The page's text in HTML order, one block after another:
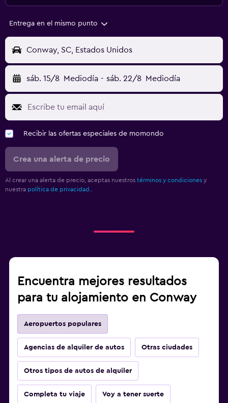
Entrega en el mismo punto
Conway, SC, Estados Unidos
sáb. 15/8 Mediodía - sáb. 22/8 Mediodía
Recibir las ofertas especiales de momondo
Crea una alerta de precio
Al crear una alerta de precio, aceptas nuestros términos y condiciones y
nuestra política de privacidad..
Encuentra mejores resultados
para tu alojamiento en Conway
Aeropuertos populares
Agencias de alquiler de autos Otras ciudades
Otros tipos de autos de alquiler
Completa tu viaje Voy a tener suerte